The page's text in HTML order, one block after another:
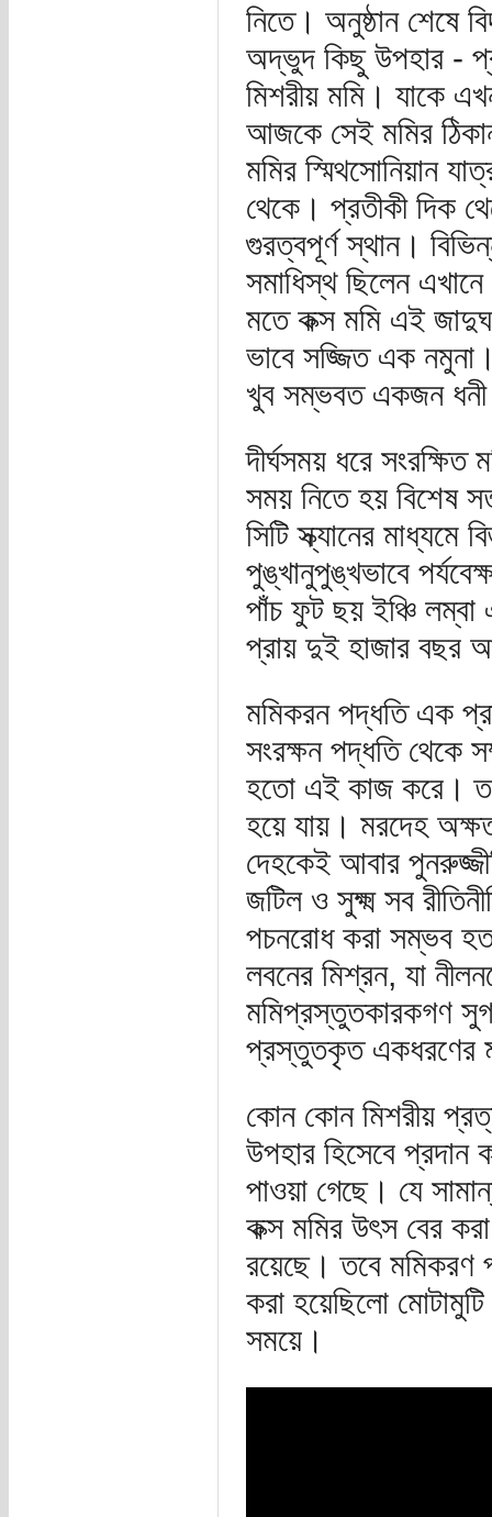
নিতে। অনুষ্ঠান শেষে
অদ্ভুদ কিছু উপহার -
মিশরীয় মমি। যাকে
আজকে সেই মমির
মমির স্মিথসোনিয়ান
থেকে। প্রতীকী দিক
গুরত্বপূর্ণ স্থান।
সমাধিস্থ ছিলেন
মতে কক্স মমি এই
ভাবে সজ্জিত এক
খুব সম্ভবত একজন
দীর্ঘসময় ধরে
সময় নিতে হয় বিশেষ
সিটি স্ক্যানের মাধ্যমে
পুঙ্খানুপুঙ্খভাবে
পাঁচ ফুট ছয় ইঞ্চি
প্রায় দুই হাজার বছর
মমিকরন পদ্ধতি এক
সংরক্ষন পদ্ধতি থেকে
হতো এই কাজ করে।
হয়ে যায়। মরদেহ
দেহকেই আবার
জটিল ও সুক্ষ্ম সব
পচনরোধ করা সম্ভব
লবনের মিশ্রন, যা
মমিপ্রস্তুতকারকগণ
প্রস্তুতকৃত একধরণের
কোন কোন মিশরীয়
উপহার হিসেবে প্রদান
পাওয়া গেছে। যে
কক্স মমির উৎস বের
রয়েছে। তবে মমিকরণ
করা হয়েছিলো মোটামুটি
সময়ে।